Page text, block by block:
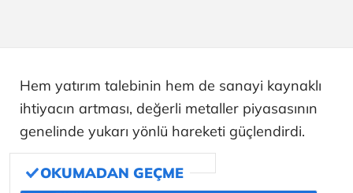
Hem yatırım talebinin hem de sanayi kaynaklı
ihtiyacın artması, değerli metaller piyasasının
genelinde yukarı yönlü hareketi güçlendirdi.